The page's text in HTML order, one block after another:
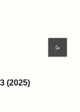
(2025)